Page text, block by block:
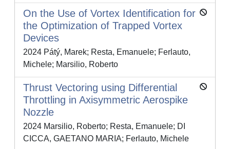
On the Use of Vortex Identification for
the Optimization of Trapped Vortex
Devices
2024 Pátý, Marek; Resta, Emanuele; Ferlauto,
Michele; Marsilio, Roberto
Thrust Vectoring using Differential
Throttling in Axisymmetric Aerospike
Nozzle
2024 Marsilio, Roberto; Resta, Emanuele; DI
CICCA, GAETANO MARIA; Ferlauto, Michele